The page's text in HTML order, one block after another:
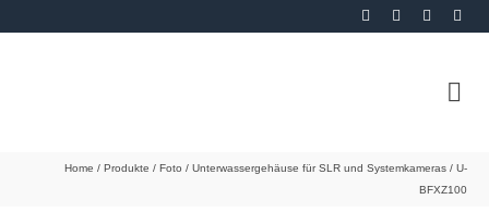
Home / Produkte / Foto / Unterwassergehäuse für SLR und Systemkameras / U-
BFXZ100